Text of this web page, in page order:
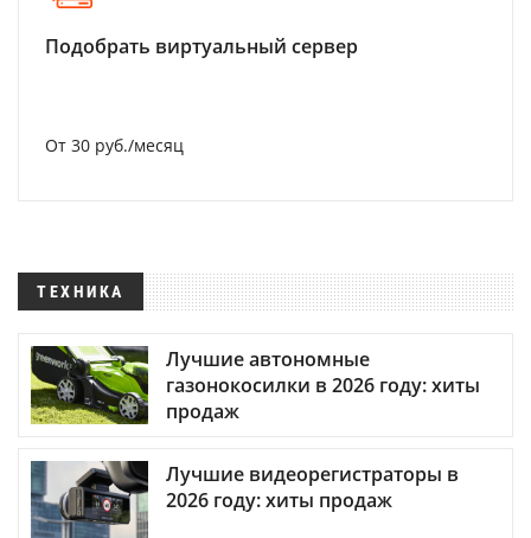
Подобрать виртуальный сервер
От 30 руб./месяц
ТЕХНИКА
Лучшие автономные
газонокосилки в 2026 году: хиты
продаж
Лучшие видеорегистраторы в
2026 году: хиты продаж